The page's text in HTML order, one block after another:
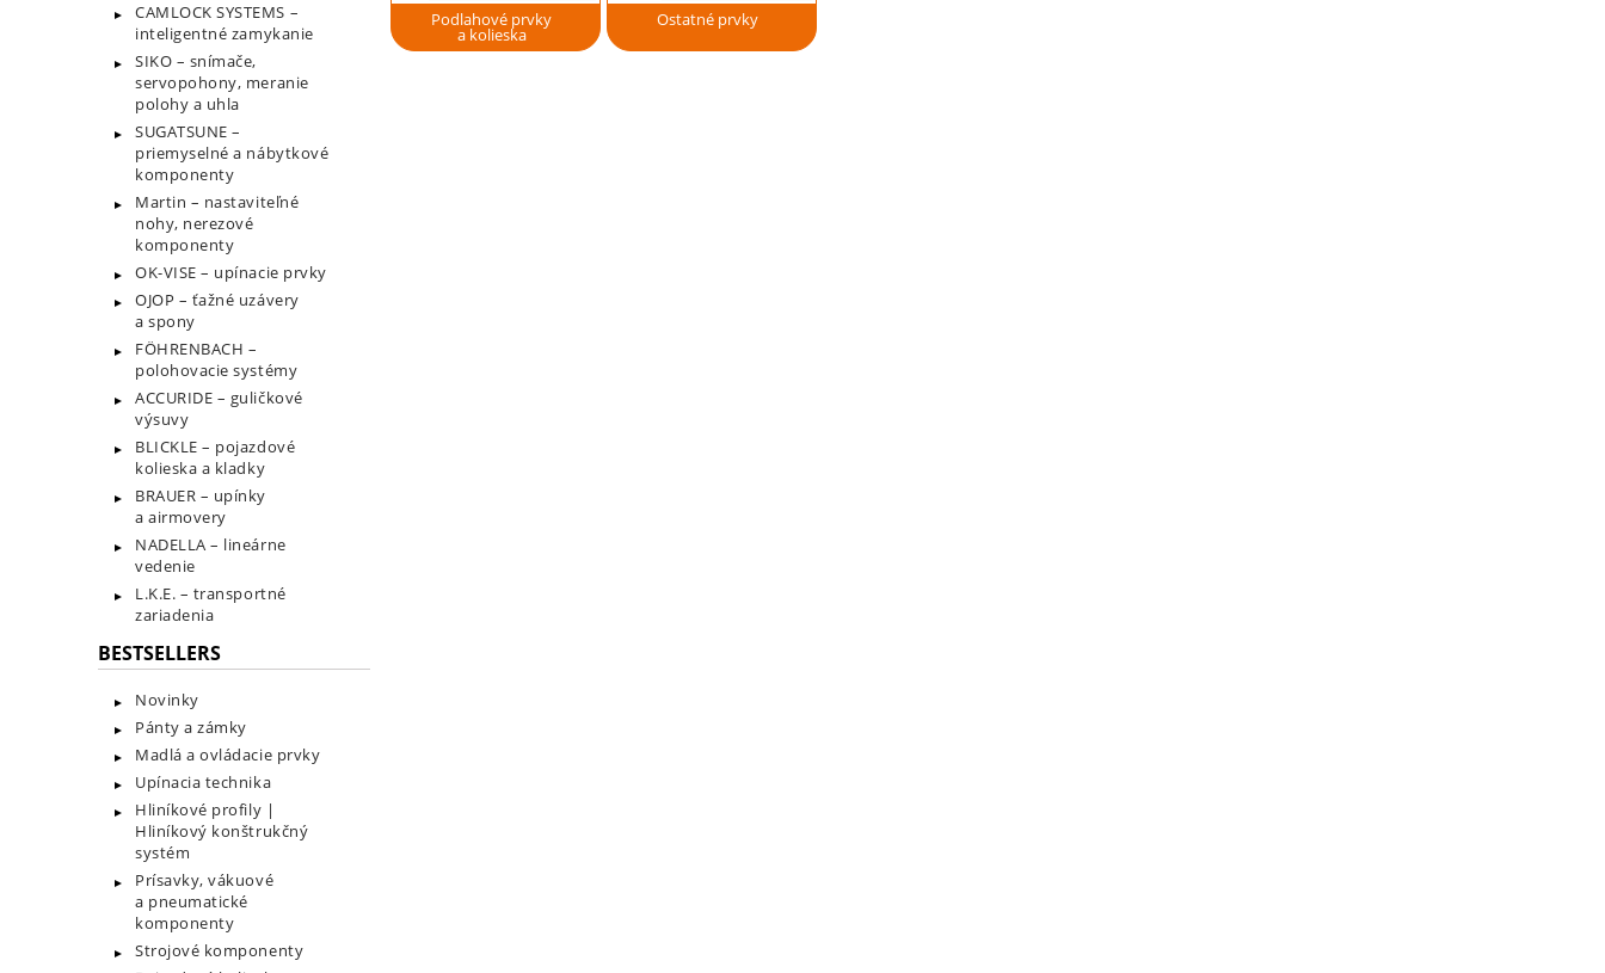
CAMLOCK SYSTEMS –
inteligentné zamykanie
SIKO – snímače,
servopohony, meranie
polohy a uhla
SUGATSUNE –
priemyselné a nábytkové
komponenty
Martin – nastaviteľné
nohy, nerezové
komponenty
OK-VISE – upínacie prvky
OJOP – ťažné uzávery
a spony
FÖHRENBACH –
polohovacie systémy
ACCURIDE – guličkové
výsuvy
BLICKLE – pojazdové
kolieska a kladky
BRAUER – upínky
a airmovery
NADELLA – lineárne
vedenie
L.K.E. – transportné
zariadenia
BESTSELLERS
Novinky
Pánty a zámky
Madlá a ovládacie prvky
Upínacia technika
Hliníkové profily |
Hliníkový konštrukčný
systém
Prísavky, vákuové
a pneumatické
komponenty
Strojové komponenty
Podlahové prvky
a kolieska
Ostatné prvky